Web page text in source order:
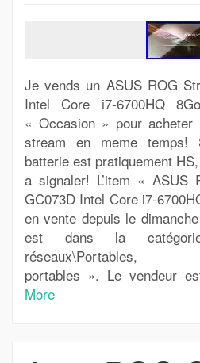
Je vends un ASUS ROG
Intel Core i7-6700HQ
« Occasion » pour
stream en meme
batterie est pratiquement
a signaler! L’item « ASUS
GC073D Intel Core i7-
en vente depuis le
est dans la
réseaux\Portables,
portables ». Le vendeur
More